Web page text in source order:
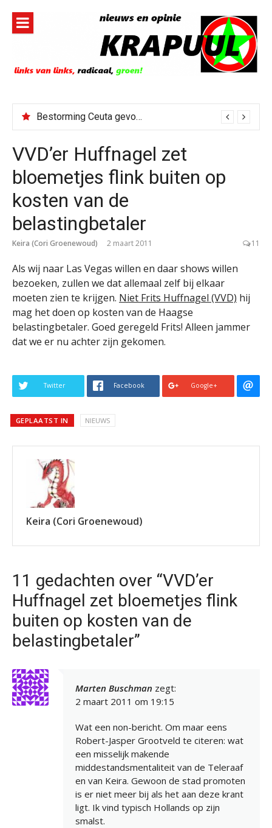
inhoud
Bestorming Ceuta gevolg van op sociale media verspreide hoax?
VVD’er Huffnagel zet
bloemetjes flink buiten op
kosten van de
belastingbetaler
Keira (Cori Groenewoud) 2 maart 2011 11
Als wij naar Las Vegas willen en daar shows willen
bezoeken, zullen we dat allemaal zelf bij elkaar
moeten zien te krijgen. Niet Frits Huffnagel (VVD) hij
mag het doen op kosten van de Haagse
belastingbetaler. Goed geregeld Frits! Alleen jammer
dat we er nu achter zijn gekomen.
Twitter Facebook Google+
GEPLAATST IN NIEUWS
Keira (Cori Groenewoud)
11 gedachten over “VVD’er
Huffnagel zet bloemetjes flink
buiten op kosten van de
belastingbetaler”
Marten Buschman zegt:
2 maart 2011 om 19:15
Wat een non-bericht. Om maar eens
Robert-Jasper Grootveld te citeren: wat
een misselijk makende
middestandsmentaliteit van de Teleraaf
en van Keira. Gewoon de stad promoten
is er niet meer bij als het aan deze krant
ligt. Ik vind typisch Hollands op zijn
smalst.